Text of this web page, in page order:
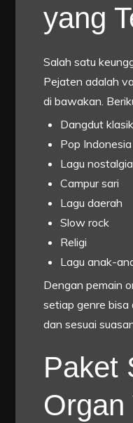
yang
Salah satu
Pejaten adalah
di bawakan.
Dangdut
Pop Indonesia
Lagu
Campur sari
Lagu daerah
Slow rock
Religi
Lagu anak-
Dengan pemain
setiap genre
dan sesuai
Paket
Organ